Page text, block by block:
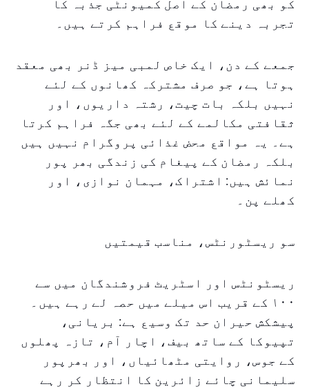
کو بھی رمضان کے اصل کمیونٹی جذبہ کا
تجربہ دینے کا موقع فراہم کرتے ہیں۔
جمعے کے دن، ایک خاص لمبی میز ڈنر بھی معقد
ہوتا ہے، جو صرف مشترکہ کھانوں کے لئے
نہیں بلکہ بات چیت، رشتہ داریوں، اور
ثقافتی مکالمے کے لئے بھی جگہ فراہم کرتا
ہے۔ یہ مواقع محض غذائی پروگرام نہیں ہیں
بلکہ رمضان کے پیغام کی زندگی بھر پور
نمائش ہیں: اشتراک، مہمان نوازی، اور
کھلے پن۔
سو ریسٹورنٹس، مناسب قیمتیں
ریسٹونٹس اور اسٹریٹ فروشندگان میں سے
۱۰۰ کے قریب اس میلے میں حصہ لے رہے ہیں۔
پیشکش حیران حد تک وسیع ہے: بریانی،
تپیوکا کے ساتھ بیف، اچار آم، تازہ پھلوں
کے جوس، روایتی مٹھائیاں، اور بھرپور
سلیمانی چائے زائرین کا انتظار کر رہے